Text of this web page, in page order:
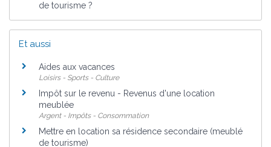
de tourisme ?
Et aussi
Aides aux vacances
Loisirs - Sports - Culture
Impôt sur le revenu - Revenus d'une location
meublée
Argent - Impôts - Consommation
Mettre en location sa résidence secondaire (meublé
de tourisme)